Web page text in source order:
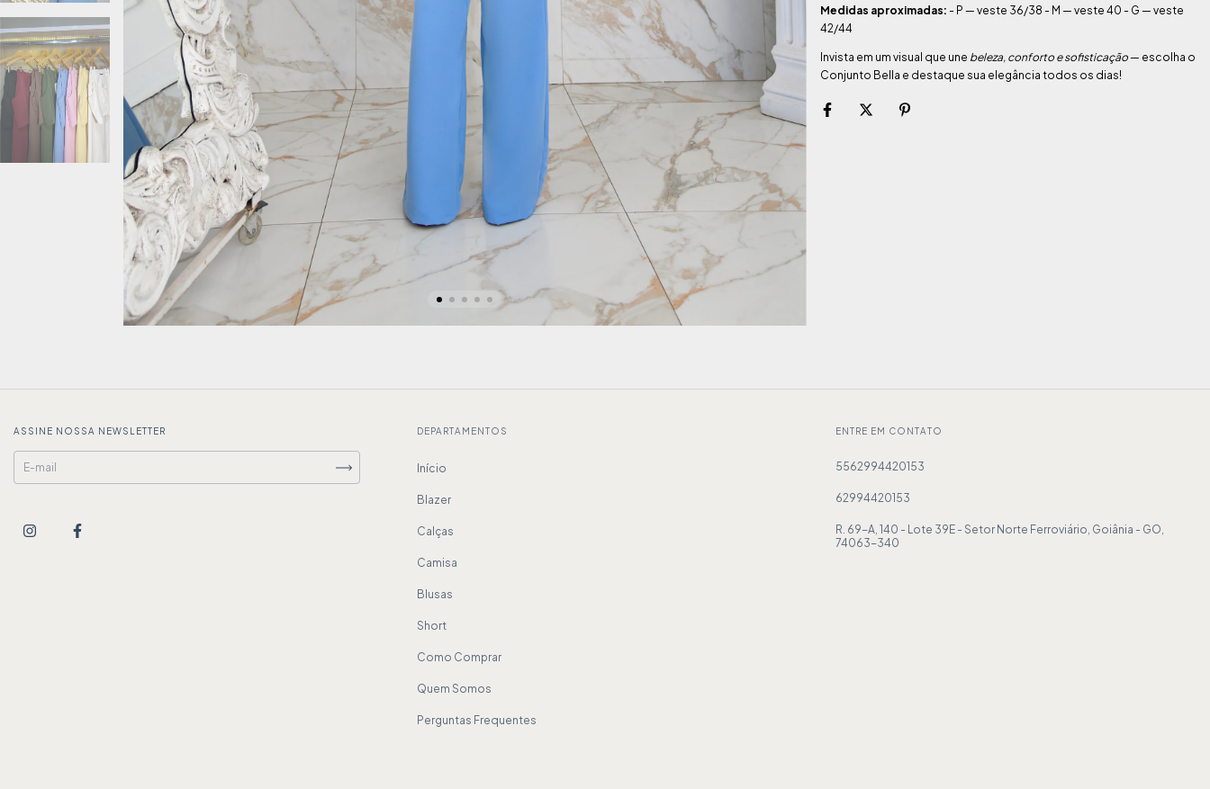
Medidas aproximadas: - P — veste 36/38 - M — veste 40 - G — veste
42/44
Invista em um visual que une beleza, conforto e sofisticação— escolha o
Conjunto Bella e destaque sua elegância todos os dias!
ASSINE NOSSA NEWSLETTER DEPARTAMENTOS
Início
Blazer
Calças
Camisa
Blusas
Short
Como Comprar
Quem Somos
Perguntas Frequentes
ENTRE EM CONTATO
5562994420153
62994420153
R. 69-A, 140 - Lote 39E - Setor Norte Ferroviário, Goiânia - GO,
74063-340